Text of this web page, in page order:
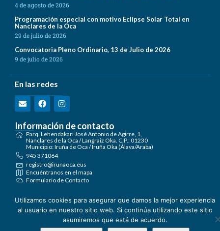
4 de agosto de 2026
Programación especial con motivo Eclipse Solar Total en
Nanclares de la Oca
29 de julio de 2026
Convocatoria Pleno Ordinario, 13 de Julio de 2026
9 de julio de 2026
En las redes
Información de contacto
Parq. Lehendakari José Antonio de Agirre, 1,
Nanclares de la Oca / Langraiz Oka. C.P.: 01230
Municipio: Iruña de Oca / Iruña Oka (Álava/Araba)
945 371064
registro@irunaoca.eus
Encuéntranos en el mapa
Formulario de Contacto
Ayuntamiento de Iruña de Oca 2026.Términos de Uso
Política de Privacidad
Utilizamos cookies para asegurar que damos la mejor experiencia
al usuario en nuestro sitio web. Si continúa utilizando este sitio
asumiremos que está de acuerdo.